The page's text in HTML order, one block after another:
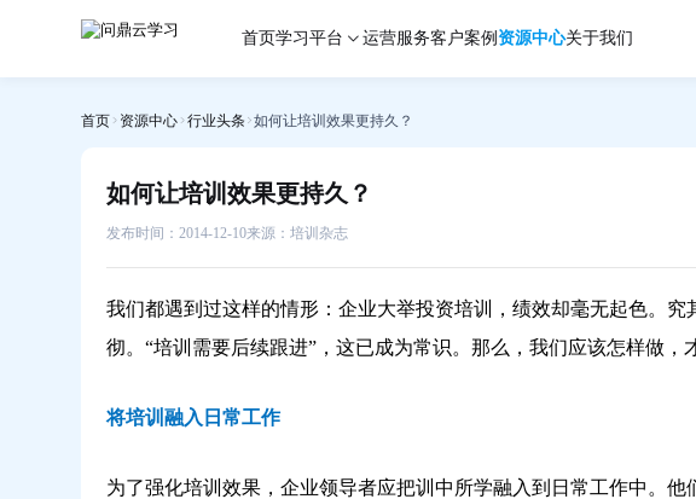
首页学习平台 运营服务客户案例 资源中心关于我们
首页 资源中心 行业头条 如何让培训效果更持久？
如何让培训效果更持久？
发布时间：2014-12-10来源：培训杂志
我们都遇到过这样的情形：企业大举投资培训，绩效却毫无起色。
彻。“培训需要后续跟进”，这已成为常识。那么，我们应该怎样做，
将培训融入日常工作
为了强化培训效果，企业领导者应把训中所学融入到日常工作中。